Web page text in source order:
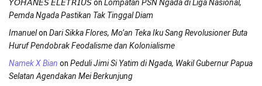
𝘠𝘖𝘏𝘈𝘕𝘌𝘚 𝘌𝘓𝘌𝘛𝘙𝘐𝘜𝘚on Lompatan PSN Ngada di Liga Nasional,
Pemda Ngada Pastikan Tak Tinggal Diam
Imanuelon Dari Sikka Flores, Mo’an Teka Iku Sang Revolusioner Buta
Huruf Pendobrak Feodalisme dan Kolonialisme
Namek X Bian on Peduli Jimi Si Yatim di Ngada, Wakil Gubernur Papua
Selatan Agendakan Mei Berkunjung